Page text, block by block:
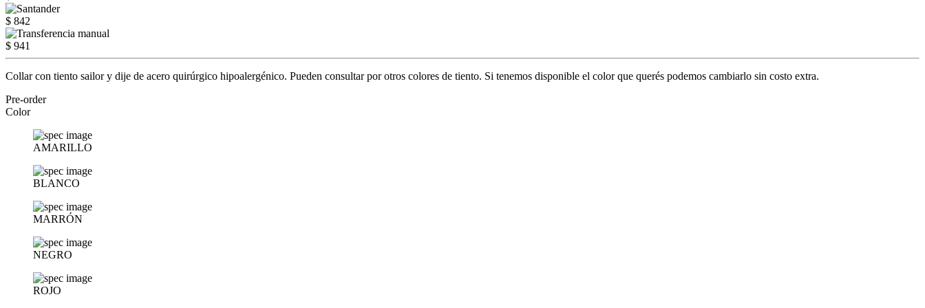
$ 842
$ 941
Collar con tiento sailor y dije de acero quirúrgico hipoalergénico. Pueden consultar por otros colores de tiento. Si tenemos disponible el color que querés podemos cambiarlo sin costo extra.
Pre-order
Color
AMARILLO
BLANCO
MARRÓN
NEGRO
ROJO